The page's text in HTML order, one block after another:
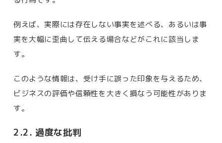
例えば、実際には存在しない事実を述べる、あるいは事
実を大幅に歪曲して伝える場合などがこれに該当しま
す。
このような情報は、受け手に誤った印象を与えるため、
ビジネスの評価や信頼性を大きく損なう可能性がありま
す。
2.2. 過度な批判